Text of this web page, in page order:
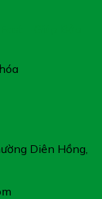
Diên Hồng,